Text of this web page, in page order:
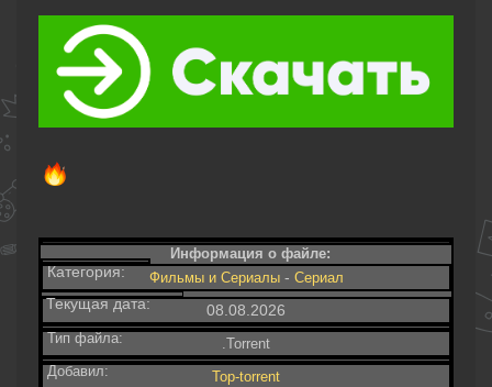
Информация о файле:
Категория: Фильмы и Сериалы- Сериал
Текущая дата: 08.08.2026
Тип файла:
.Torrent
Добавил:
Top-torrent